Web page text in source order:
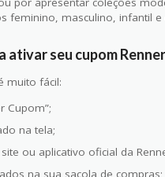
feminino, masculino, infantil e
ativar seu cupom Renner
muito fácil:
Cupom”;
na tela;
ou aplicativo oficial da
na sua sacola de compras;